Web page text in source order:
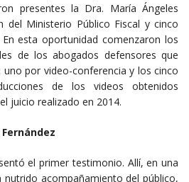
presentes la Dra. María Ángeles
del Ministerio Público Fiscal y cinco
esta oportunidad comenzaron los
de los abogados defensores que
por video-conferencia y los cinco
de los videos obtenidos
juicio realizado en 2014.
el primer testimonio. Allí, en una
nutrido acompañamiento del público,